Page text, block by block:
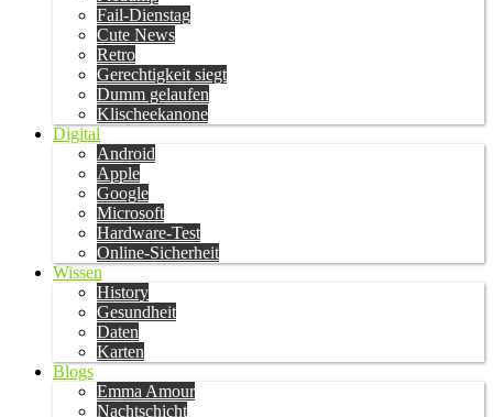
Fail-Dienstag
Cute News
Retro
Gerechtigkeit siegt
Dumm gelaufen
Klischeekanone
Digital
Android
Apple
Google
Microsoft
Hardware-Test
Online-Sicherheit
Wissen
History
Gesundheit
Daten
Karten
Blogs
Emma Amour
Nachtschicht